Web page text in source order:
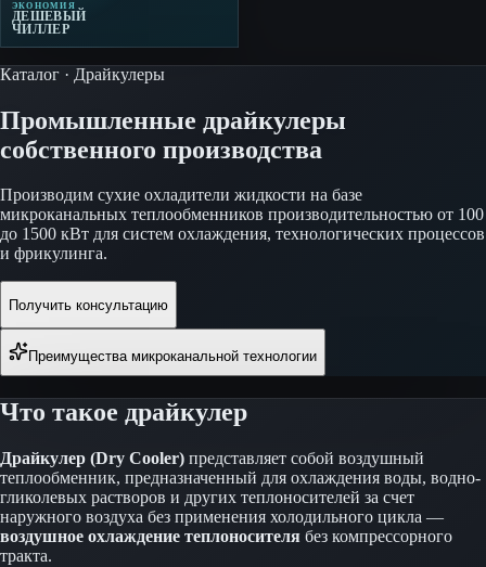
ЭКОНОМИЯ
ДЕШЕВЫЙ
ЧИЛЛЕР
Каталог · Драйкулеры
Промышленные драйкулеры
собственного производства
Производим сухие охладители жидкости на базе
микроканальных теплообменников производительностью от 100
до 1500 кВт для систем охлаждения, технологических процессов
и фрикулинга.
Получить консультацию
Преимущества микроканальной технологии
Что такое драйкулер
Драйкулер (Dry Cooler) представляет собой воздушный
теплообменник, предназначенный для охлаждения воды, водно-
гликолевых растворов и других теплоносителей за счет
наружного воздуха без применения холодильного цикла —
воздушное охлаждение теплоносителя без компрессорного
тракта.